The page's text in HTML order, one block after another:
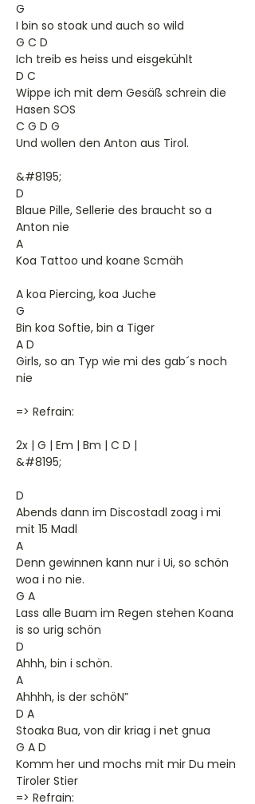
G
I bin so stoak und auch so wild
G C D
Ich treib es heiss und eisgekühlt
D C
Wippe ich mit dem Gesäß schrein die
Hasen SOS
C G D G
Und wollen den Anton aus Tirol.
&#8195;
D
Blaue Pille, Sellerie des braucht so a
Anton nie
A
Koa Tattoo und koane Scmäh
A koa Piercing, koa Juche
G
Bin koa Softie, bin a Tiger
A D
Girls, so an Typ wie mi des gab´s noch
nie
=> Refrain:
2x | G | Em | Bm | C D |
&#8195;
D
Abends dann im Discostadl zoag i mi
mit 15 Madl
A
Denn gewinnen kann nur i Ui, so schön
woa i no nie.
G A
Lass alle Buam im Regen stehen Koana
is so urig schön
D
Ahhh, bin i schön.
A
Ahhhh, is der schöN”
D A
Stoaka Bua, von dir kriag i net gnua
G A D
Komm her und mochs mit mir Du mein
Tiroler Stier
=> Refrain: